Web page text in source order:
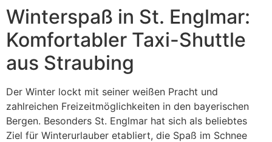
Winterspaß in St. Englmar:
Komfortabler Taxi-Shuttle
aus Straubing
Der Winter lockt mit seiner weißen Pracht und
zahlreichen Freizeitmöglichkeiten in den bayerischen
Bergen. Besonders St. Englmar hat sich als beliebtes
Ziel für Winterurlauber etabliert, die Spaß im Schnee